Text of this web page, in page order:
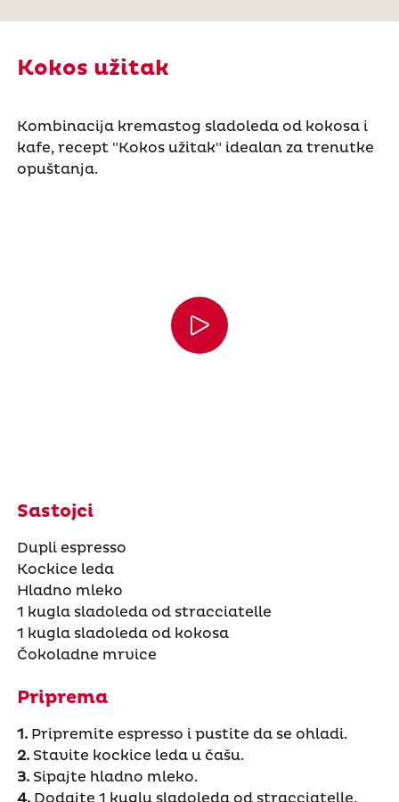
Kokos užitak
Kombinacija kremastog sladoleda od kokosa i
kafe, recept "Kokos užitak" idealan za trenutke
opuštanja.
Sastojci
Dupli espresso
Kockice leda
Hladno mleko
1 kugla sladoleda od stracciatelle
1 kugla sladoleda od kokosa
Čokoladne mrvice
Priprema
1.Pripremite espresso i pustite da se ohladi.
2.Stavite kockice leda u čašu.
3.Sipajte hladno mleko.
4.Dodajte 1 kuglu sladoleda od stracciatelle.